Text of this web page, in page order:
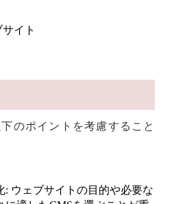
イト
のポイントを考慮すること
: ウェブサイトの目的や必要な